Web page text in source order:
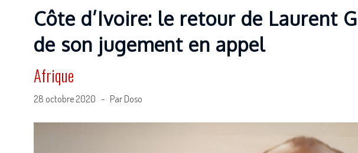
Côte d’Ivoire: le retour de Laurent
de son jugement en appel
Afrique
28 octobre 2020 - Par Doso